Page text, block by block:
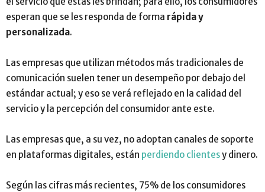
esperan que se les responda de forma rápida y
personalizada.
Las empresas que utilizan métodos más tradicionales de
comunicación suelen tener un desempeño por debajo del
estándar actual; y eso se verá reflejado en la calidad del
servicio y la percepción del consumidor ante este.
Las empresas que, a su vez, no adoptan canales de soporte
en plataformas digitales, están perdiendo clientesy dinero.
Según las cifras más recientes, 75% de los consumidores